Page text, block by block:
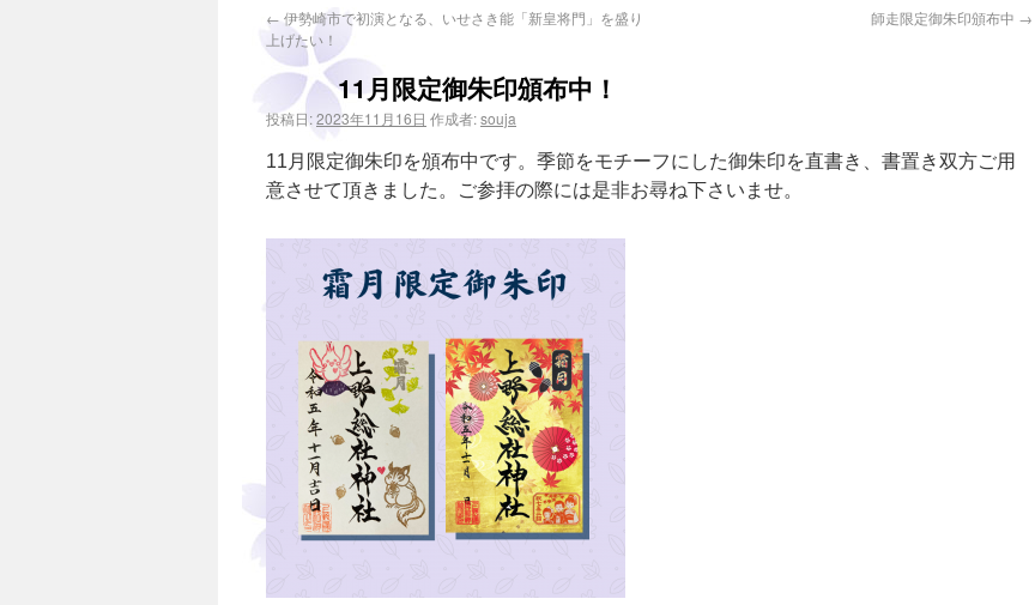
← 伊勢崎市で初演となる、いせさき能「新皇将門」を盛り
上げたい！
師走限定御朱印頒布中 →
11月限定御朱印頒布中！
投稿日:2023年11月16日 作成者:souja
11月限定御朱印を頒布中です。季節をモチーフにした御朱印を直書き、書置き双方ご用
意させて頂きました。ご参拝の際には是非お尋ね下さいませ。